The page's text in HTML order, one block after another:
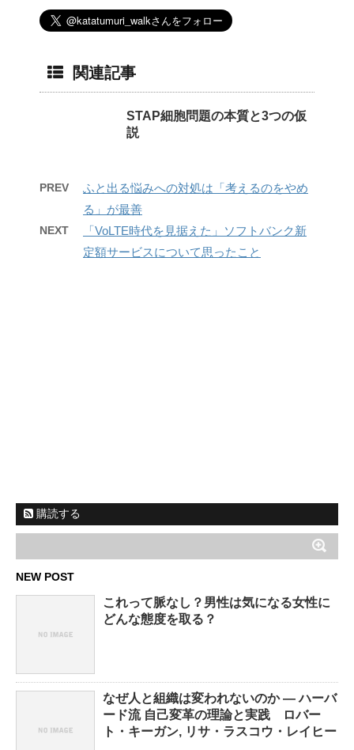
関連記事
STAP細胞問題の本質と3つの仮
説
PREV
ふと出る悩みへの対処は「考えるのをやめ
る」が最善
NEXT
「VoLTE時代を見据えた」ソフトバンク新
定額サービスについて思ったこと
購読する
NEW POST
これって脈なし？男性は気になる女性に
どんな態度を取る？
なぜ人と組織は変われないのか ― ハーバ
ード流 自己変革の理論と実践 ロバー
ト・キーガン, リサ・ラスコウ・レイヒー